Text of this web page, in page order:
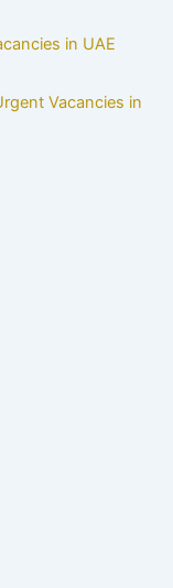
in UAE
Vacancies in